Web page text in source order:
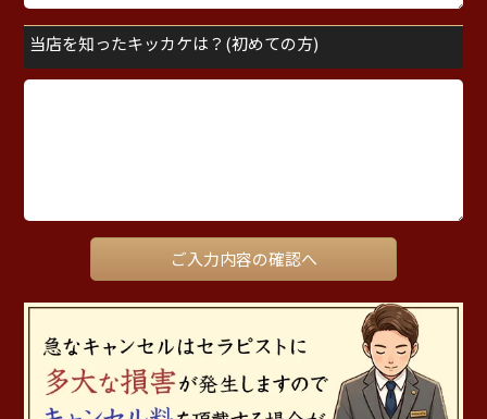
当店を知ったキッカケは？(初めての方)